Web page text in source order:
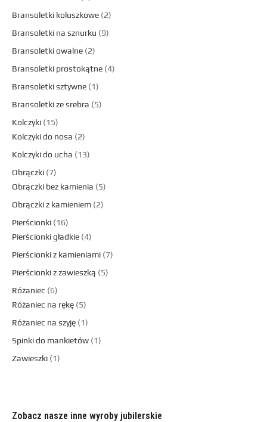
Bransoletki koluszkowe 2
Bransoletki na sznurku
9
Bransoletki owalne 2
Bransoletki prostokątne 4
Bransoletki sztywne 1
Bransoletki ze srebra
5
Kolczyki 15
Kolczyki do nosa
2
Kolczyki do ucha
13
Obrączki 7
Obrączki bez kamienia
5
Obrączki z kamieniem 2
Pierścionki 16
Pierścionki gładkie 4
Pierścionki z kamieniami 7
Pierścionki z zawieszką
5
Różaniec
6
Różaniec na rękę 5
Różaniec na szyję 1
Spinki do mankietów 1
Zawieszki 1
Zobacz nasze inne wyroby jubilerskie